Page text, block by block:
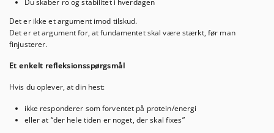
Det er ikke et argument imod tilskud.
Det er et argument for, at fundamentet skal være stærkt, før man
finjusterer.
Et enkelt refleksionsspørgsmål
Hvis du oplever, at din hest:
ikke responderer som forventet på protein/energi
eller at “der hele tiden er noget, der skal fixes”